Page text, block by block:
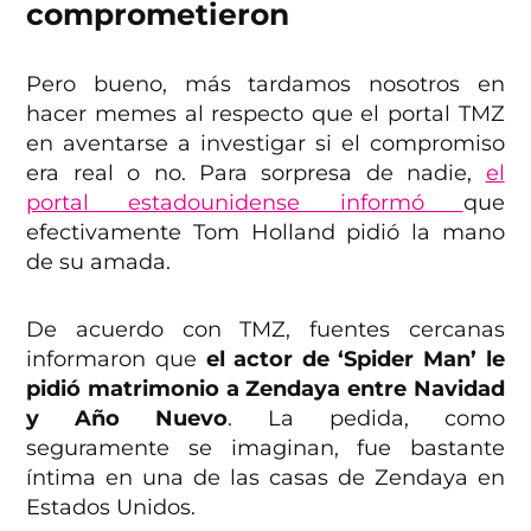
comprometieron
Pero bueno, más tardamos nosotros en
hacer memes al respecto que el portal TMZ
en aventarse a investigar si el compromiso
era real o no. Para sorpresa de nadie, el
portal estadounidense informó que
efectivamente Tom Holland pidió la mano
de su amada.
De acuerdo con TMZ, fuentes cercanas
informaron que el actor de ‘Spider Man’ le
pidió matrimonio a Zendaya entre Navidad
y Año Nuevo. La pedida, como
seguramente se imaginan, fue bastante
íntima en una de las casas de Zendaya en
Estados Unidos.